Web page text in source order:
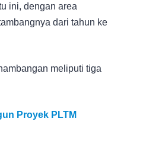
ini, dengan area
dari tahun ke
meliputi tiga
Proyek PLTM